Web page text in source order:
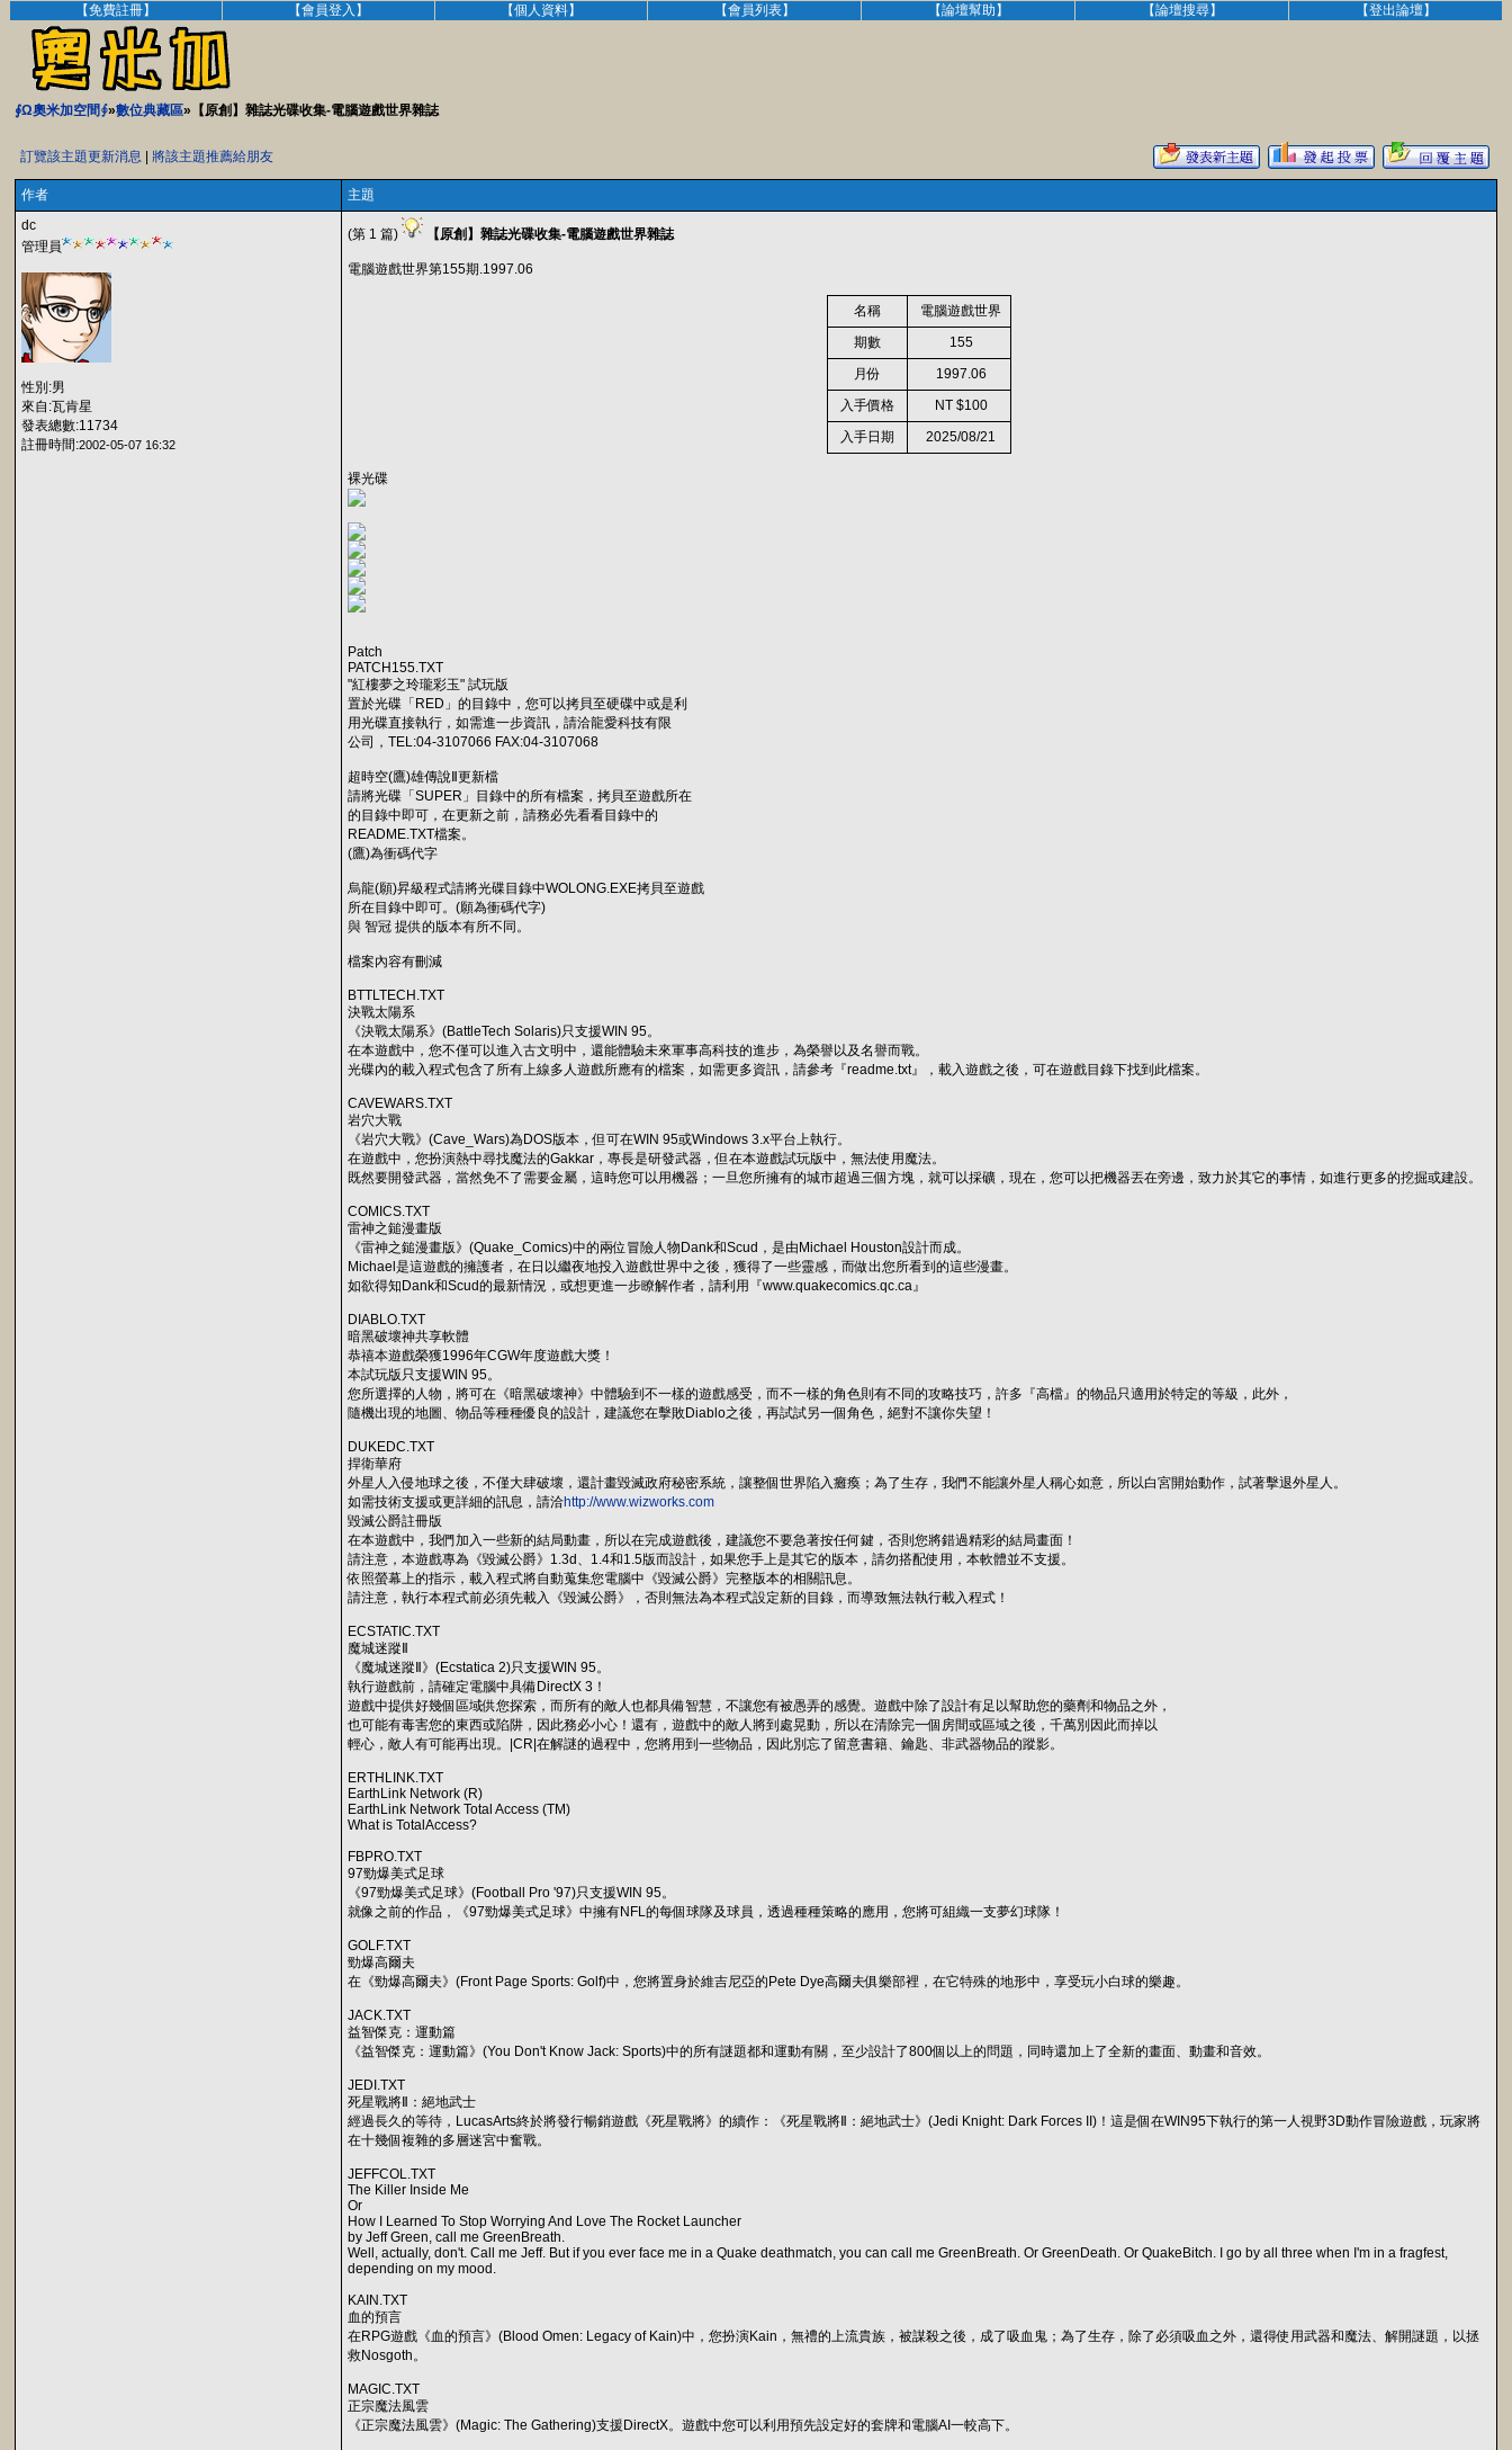
【免費註冊】 【會員登入】 【個人資料】 【會員列表】 【論壇幫助】 【論壇搜尋】 【登出論壇】
∮Ω奧米加空間∮»數位典藏區»【原創】雜誌光碟收集-電腦遊戲世界雜誌
訂覽該主題更新消息 將該主題推薦給朋友
作者
主題
dc
管理員
性別:男
來自:瓦肯星
發表總數:11734
註冊時間:2002-05-07 16:32
(第 1 篇) 【原創】雜誌光碟收集-電腦遊戲世界雜誌
電腦遊戲世界第155期.1997.06
名稱
電腦遊戲世界
期數
155
月份
1997.06
入手價格
NT $100
入手日期
2025/08/21
裸光碟
Patch
PATCH155.TXT
"紅樓夢之玲瓏彩玉" 試玩版
置於光碟「RED」的目錄中，您可以拷貝至硬碟中或是利
用光碟直接執行，如需進一步資訊，請洽龍愛科技有限
公司，TEL:04-3107066 FAX:04-3107068
超時空(鷹)雄傳說Ⅱ更新檔
請將光碟「SUPER」目錄中的所有檔案，拷貝至遊戲所在
的目錄中即可，在更新之前，請務必先看看目錄中的
README.TXT檔案。
(鷹)為衝碼代字
烏龍(願)昇級程式請將光碟目錄中WOLONG.EXE拷貝至遊戲
所在目錄中即可。(願為衝碼代字)
與 智冠 提供的版本有所不同。
檔案內容有刪減
BTTLTECH.TXT
決戰太陽系
《決戰太陽系》(BattleTech Solaris)只支援WIN 95。
在本遊戲中，您不僅可以進入古文明中，還能體驗未來軍事高科技的進步，為榮譽以及名譽而戰。
光碟內的載入程式包含了所有上線多人遊戲所應有的檔案，如需更多資訊，請參考『readme.txt』，載入遊戲之後，可在遊戲目錄下找到此檔案。
CAVEWARS.TXT
岩穴大戰
《岩穴大戰》(Cave_Wars)為DOS版本，但可在WIN 95或Windows 3.x平台上執行。
在遊戲中，您扮演熱中尋找魔法的Gakkar，專長是研發武器，但在本遊戲試玩版中，無法使用魔法。
既然要開發武器，當然免不了需要金屬，這時您可以用機器；一旦您所擁有的城市超過三個方塊，就可以採礦，現在，您可以把機器丟在旁邊，致力於其它的事情，如進行更多的挖掘或建設。
COMICS.TXT
雷神之鎚漫畫版
《雷神之鎚漫畫版》(Quake_Comics)中的兩位冒險人物Dank和Scud，是由Michael Houston設計而成。
Michael是這遊戲的擁護者，在日以繼夜地投入遊戲世界中之後，獲得了一些靈感，而做出您所看到的這些漫畫。
如欲得知Dank和Scud的最新情況，或想更進一步瞭解作者，請利用『www.quakecomics.qc.ca』
DIABLO.TXT
暗黑破壞神共享軟體
恭禧本遊戲榮獲1996年CGW年度遊戲大獎！
本試玩版只支援WIN 95。
您所選擇的人物，將可在《暗黑破壞神》中體驗到不一樣的遊戲感受，而不一樣的角色則有不同的攻略技巧，許多『高檔』的物品只適用於特定的等級，此外，
隨機出現的地圖、物品等種種優良的設計，建議您在擊敗Diablo之後，再試試另一個角色，絕對不讓你失望！
DUKEDC.TXT
捍衛華府
外星人入侵地球之後，不僅大肆破壞，還計畫毀滅政府秘密系統，讓整個世界陷入癱瘓；為了生存，我們不能讓外星人稱心如意，所以白宮開始動作，試著擊退外星人。
如需技術支援或更詳細的訊息，請洽http://www.wizworks.com
毀滅公爵註冊版
在本遊戲中，我們加入一些新的結局動畫，所以在完成遊戲後，建議您不要急著按任何鍵，否則您將錯過精彩的結局畫面！
請注意，本遊戲專為《毀滅公爵》1.3d、1.4和1.5版而設計，如果您手上是其它的版本，請勿搭配使用，本軟體並不支援。
依照螢幕上的指示，載入程式將自動蒐集您電腦中《毀滅公爵》完整版本的相關訊息。
請注意，執行本程式前必須先載入《毀滅公爵》，否則無法為本程式設定新的目錄，而導致無法執行載入程式！
ECSTATIC.TXT
魔城迷蹤Ⅱ
《魔城迷蹤Ⅱ》(Ecstatica 2)只支援WIN 95。
執行遊戲前，請確定電腦中具備DirectX 3！
遊戲中提供好幾個區域供您探索，而所有的敵人也都具備智慧，不讓您有被愚弄的感覺。遊戲中除了設計有足以幫助您的藥劑和物品之外，
也可能有毒害您的東西或陷阱，因此務必小心！還有，遊戲中的敵人將到處晃動，所以在清除完一個房間或區域之後，千萬別因此而掉以
輕心，敵人有可能再出現。|CR|在解謎的過程中，您將用到一些物品，因此別忘了留意書籍、鑰匙、非武器物品的蹤影。
ERTHLINK.TXT
EarthLink Network (R)
EarthLink Network Total Access (TM)
What is TotalAccess?
FBPRO.TXT
97勁爆美式足球
《97勁爆美式足球》(Football Pro '97)只支援WIN 95。
就像之前的作品，《97勁爆美式足球》中擁有NFL的每個球隊及球員，透過種種策略的應用，您將可組織一支夢幻球隊！
GOLF.TXT
勁爆高爾夫
在《勁爆高爾夫》(Front Page Sports: Golf)中，您將置身於維吉尼亞的Pete Dye高爾夫俱樂部裡，在它特殊的地形中，享受玩小白球的樂趣。
JACK.TXT
益智傑克：運動篇
《益智傑克：運動篇》(You Don't Know Jack: Sports)中的所有謎題都和運動有關，至少設計了800個以上的問題，同時還加上了全新的畫面、動畫和音效。
JEDI.TXT
死星戰將Ⅱ：絕地武士
經過長久的等待，LucasArts終於將發行暢銷遊戲《死星戰將》的續作：《死星戰將Ⅱ：絕地武士》(Jedi Knight: Dark Forces II)！這是個在WIN95下執行的第一人視野3D動作冒險遊戲，玩家將
在十幾個複雜的多層迷宮中奮戰。
JEFFCOL.TXT
The Killer Inside Me
Or
How I Learned To Stop Worrying And Love The Rocket Launcher
by Jeff Green, call me GreenBreath.
Well, actually, don't. Call me Jeff. But if you ever face me in a Quake deathmatch, you can call me GreenBreath. Or GreenDeath. Or QuakeBitch. I go by all three when I'm in a fragfest,
depending on my mood.
KAIN.TXT
血的預言
在RPG遊戲《血的預言》(Blood Omen: Legacy of Kain)中，您扮演Kain，無禮的上流貴族，被謀殺之後，成了吸血鬼；為了生存，除了必須吸血之外，還得使用武器和魔法、解開謎題，以拯
救Nosgoth。
MAGIC.TXT
正宗魔法風雲
《正宗魔法風雲》(Magic: The Gathering)支援DirectX。遊戲中您可以利用預先設定好的套牌和電腦AI一較高下。